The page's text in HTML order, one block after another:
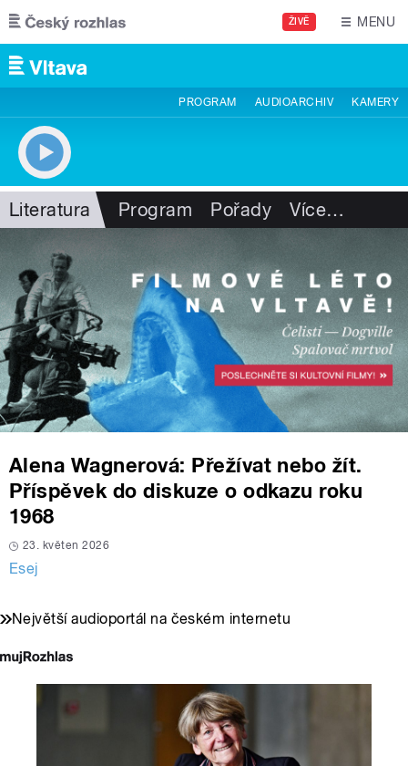
Přejít k hlavnímu obsahu
ŽIVĚ MENU
PROGRAM AUDIOARCHIV KAMERY
Literatura Program Pořady Více…
Alena Wagnerová: Přežívat nebo žít.
Příspěvek do diskuze o odkazu roku
1968
23. květen 2026
Esej
Největší audioportál na českém internetu